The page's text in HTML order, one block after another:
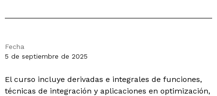
Fecha
5 de septiembre de 2025
El curso incluye derivadas e integrales de funciones,
técnicas de integración y aplicaciones en optimización,